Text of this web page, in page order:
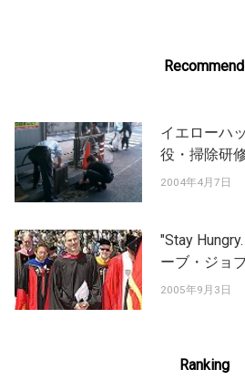
Recommend
イエローハ
役・掃除研
2004年4月7日
"Stay
ーブ・ジョ
2005年9月3日
Ranking